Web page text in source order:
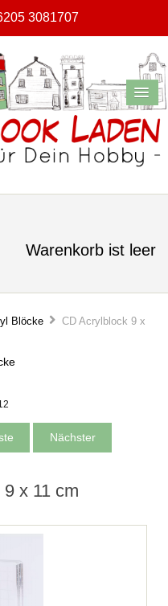
3081707
Warenkorb ist leer
Blöcke
CD Acrylblock 9 x
Nächster
x 11 cm